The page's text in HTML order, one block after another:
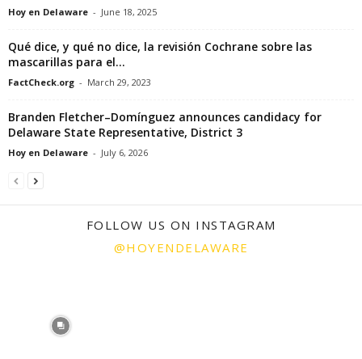
Hoy en Delaware - June 18, 2025
Qué dice, y qué no dice, la revisión Cochrane sobre las
mascarillas para el...
FactCheck.org - March 29, 2023
Branden Fletcher–Domínguez announces candidacy for
Delaware State Representative, District 3
Hoy en Delaware - July 6, 2026
FOLLOW US ON INSTAGRAM
@HOYENDELAWARE